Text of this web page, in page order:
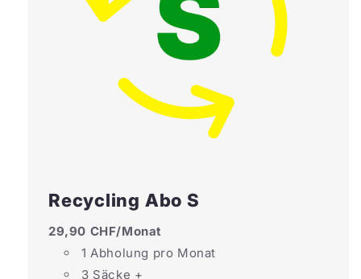
Recycling Abo S
29,90 CHF/Monat
1 Abholung pro Monat
3 Säcke +